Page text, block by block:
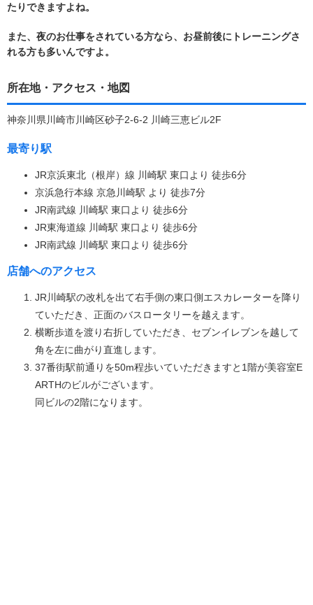
たりできますよね。
また、夜のお仕事をされている方なら、お昼前後にトレーニングさ
れる方も多いんですよ。
所在地・アクセス・地図
神奈川県川崎市川崎区砂子2-6-2 川崎三恵ビル2F
最寄り駅
JR京浜東北（根岸）線 川崎駅 東口より 徒歩6分
京浜急行本線 京急川崎駅 より 徒歩7分
JR南武線 川崎駅 東口より 徒歩6分
JR東海道線 川崎駅 東口より 徒歩6分
JR南武線 川崎駅 東口より 徒歩6分
店舗へのアクセス
JR川崎駅の改札を出て右手側の東口側エスカレーターを降り
ていただき、正面のバスロータリーを越えます。
横断歩道を渡り右折していただき、セブンイレブンを越して
角を左に曲がり直進します。
37番街駅前通りを50m程歩いていただきますと1階が美容室E
ARTHのビルがございます。
同ビルの2階になります。